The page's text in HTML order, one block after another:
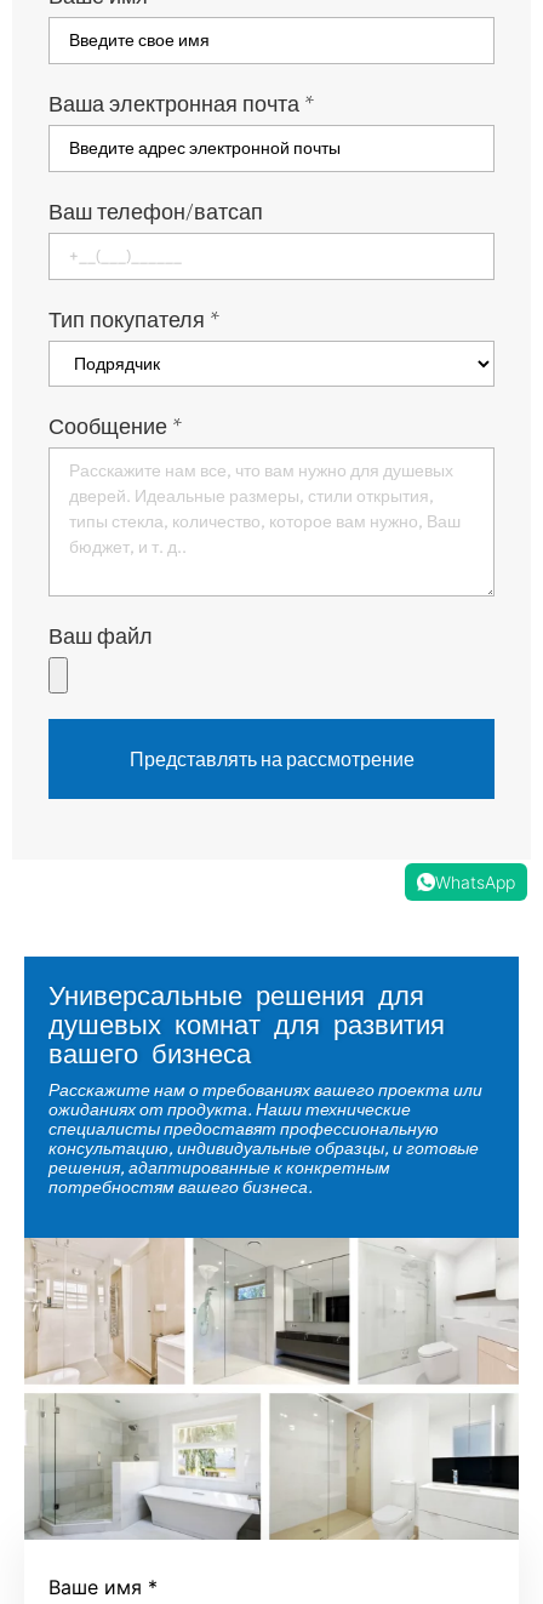
Ваша электронная почта *
Ваш телефон/ватсап
Тип покупателя *
Сообщение *
Ваш файл
Представлять на рассмотрение
Универсальные решения для
душевых комнат для развития
вашего бизнеса
Расскажите нам о требованиях вашего проекта или
ожиданиях от продукта. Наши технические
специалисты предоставят профессиональную
консультацию, индивидуальные образцы, и готовые
решения, адаптированные к конкретным
потребностям вашего бизнеса.
Ваше имя *
WhatsApp